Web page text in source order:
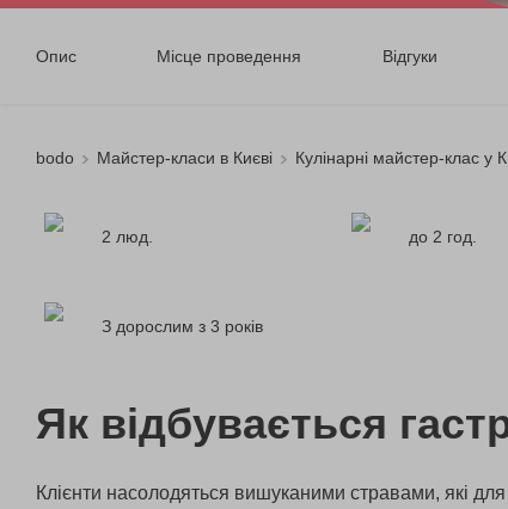
Опис Місце проведення Відгуки
bodo Майстер-класи в Києві Кулінарні майстер-клас у
2 люд. до 2 год.
З дорослим з 3 років
Як відбувається
Клієнти насолодяться вишуканими стравами, які